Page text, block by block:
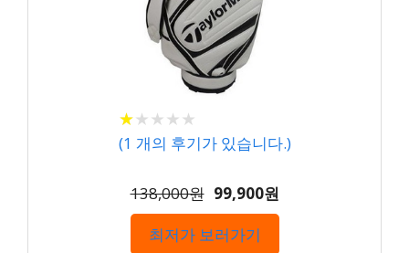
★★ ★ ★ ★
★★ ★ ★ ★
(1 개의 후기가 있습니다.)
138,000원 99,900원
최저가 보러가기